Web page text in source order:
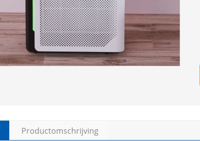
Productomschrijving